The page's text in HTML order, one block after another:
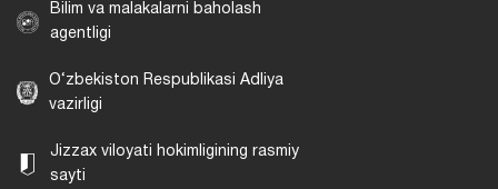
Bilim va malakalarni baholash
agentligi
O‘zbekiston Respublikasi Adliya
vazirligi
Jizzax viloyati hokimligining rasmiy
sayti